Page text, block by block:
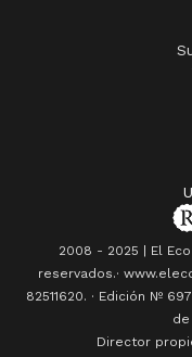
2008 - 2025 | El
reservados.·
6978
de
Director
Ayuda